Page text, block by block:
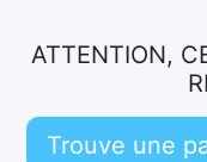
ATTENTION,
Trouve une